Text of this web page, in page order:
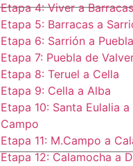
Etapa 4: Viver a Barracas
Etapa 5: Barracas a
Etapa 6: Sarrión a
Etapa 7: Puebla de
Etapa 8: Teruel a Cella
Etapa 9: Cella a Alba
Etapa 10: Santa Eulalia
Campo​
Etapa 11: M.Campo a
Etapa 12: Calamocha a